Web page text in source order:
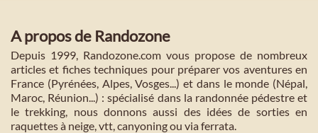
A propos de Randozone
Depuis 1999, Randozone.com vous propose de nombreux
articles et fiches techniques pour préparer vos aventures en
France (Pyrénées, Alpes, Vosges...) et dans le monde (Népal,
Maroc, Réunion...) : spécialisé dans la randonnée pédestre et
le trekking, nous donnons aussi des idées de sorties en
raquettes à neige, vtt, canyoning ou via ferrata.